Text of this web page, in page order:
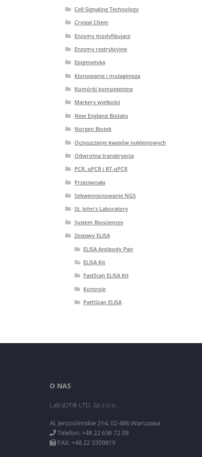
Cell Signaling Technology
Crystal Chem
Enzymy modyfikujące
Enzymy restrykcyjne
Epigenetyka
Klonowanie i mutageneza
Komórki kompetentne
Markery wielkości
New England Biolabs
Norgen Biotek
Oczyszczanie kwasów nukleinowych
Odwrotna transkrypcja
PCR. qPCR i RT-qPCR
Przeciwciała
Sekwencjonowanie NGS
St. John's Laboratory
System Biosciences
Zestawy ELISA
ELISA Antibody Pair
ELISA Kit
FastScan ELISA Kit
Kontrole
PathScan ELISA
O NAS
Lab-JOT® LTD. Sp.z o.o.
Al. Jerozolimskie 214, 02-486 Warszawa
Telefon: +48 22 636 72 09
FAX: +48 22 3359819